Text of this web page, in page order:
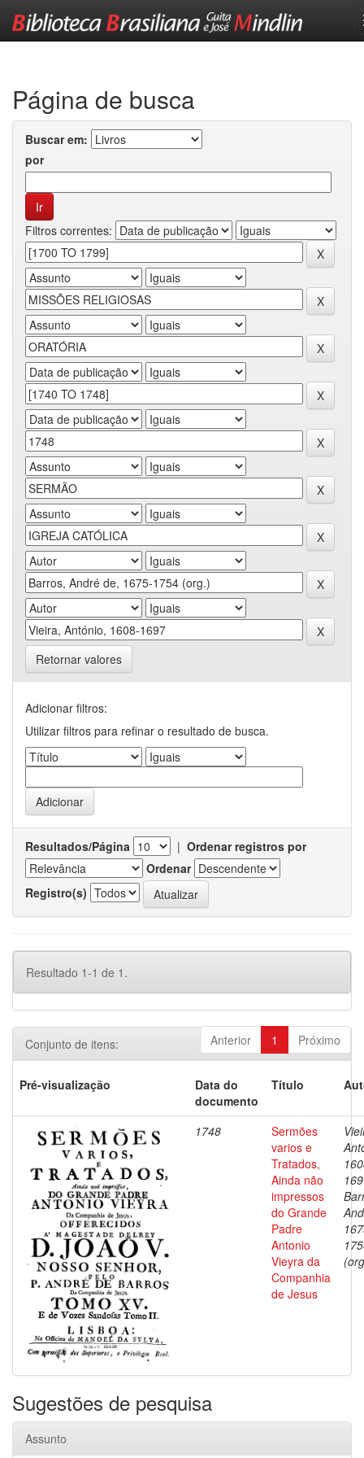
Página de busca
Buscar em:
por
Filtros correntes:
Retornar valores
Adicionar filtros:
Utilizar filtros para refinar o resultado de busca.
Resultados/Página | Ordenar registros por
Ordenar
Registro(s)
Resultado 1-1 de 1.
Anterior 1 Próximo
Conjunto de itens:
Pré-visualização
Data do
documento
Título
1748
Sermões
varios e
Tratados,
Ainda não
impressos
do Grande
Padre
Antonio
Vieyra da
Companhia
de Jesus
Sugestões de pesquisa
Assunto